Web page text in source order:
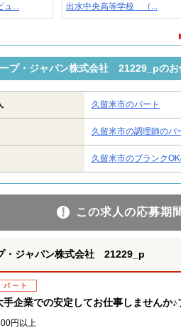
ュ...
出水中央高等学校 （...
プ・ジャパン株式会社 21229_pのお
久留米市のパート
久留米市の調理師のパ
久留米市のブランク
この求人の応募期
・ジャパン株式会社 21229_p
手企業での安定してお仕事しませんか
円以上